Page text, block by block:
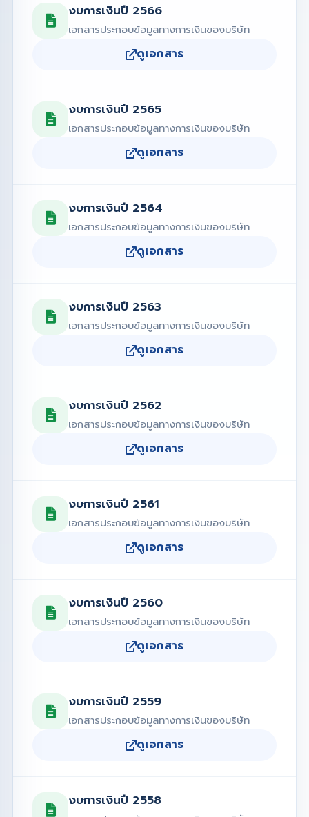
งบการเงินปี 2566
เอกสารประกอบข้อมูลทางการเงินของบริษัท
ดูเอกสาร
งบการเงินปี 2565
เอกสารประกอบข้อมูลทางการเงินของบริษัท
ดูเอกสาร
งบการเงินปี 2564
เอกสารประกอบข้อมูลทางการเงินของบริษัท
ดูเอกสาร
งบการเงินปี 2563
เอกสารประกอบข้อมูลทางการเงินของบริษัท
ดูเอกสาร
งบการเงินปี 2562
เอกสารประกอบข้อมูลทางการเงินของบริษัท
ดูเอกสาร
งบการเงินปี 2561
เอกสารประกอบข้อมูลทางการเงินของบริษัท
ดูเอกสาร
งบการเงินปี 2560
เอกสารประกอบข้อมูลทางการเงินของบริษัท
ดูเอกสาร
งบการเงินปี 2559
เอกสารประกอบข้อมูลทางการเงินของบริษัท
ดูเอกสาร
งบการเงินปี 2558